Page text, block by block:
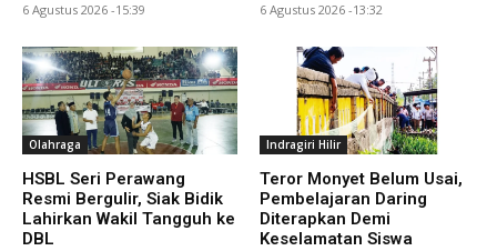
6 Agustus 2026 -15:39 6 Agustus 2026 -13:32
Olahraga
HSBL Seri Perawang
Resmi Bergulir, Siak Bidik
Lahirkan Wakil Tangguh ke
DBL
Indragiri Hilir
Teror Monyet Belum Usai,
Pembelajaran Daring
Diterapkan Demi
Keselamatan Siswa